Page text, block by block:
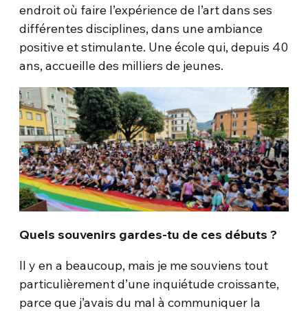
endroit où faire l’expérience de l’art dans ses
différentes disciplines, dans une ambiance
positive et stimulante. Une école qui, depuis 40
ans, accueille des milliers de jeunes.
Quels souvenirs gardes-tu de ces débuts ?
Il y en a beaucoup, mais je me souviens tout
particulièrement d’une inquiétude croissante,
parce que j’avais du mal à communiquer la